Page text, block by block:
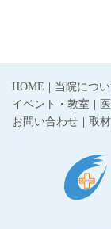
HOME 当院につい
イベント・教室
お問い合わせ
取